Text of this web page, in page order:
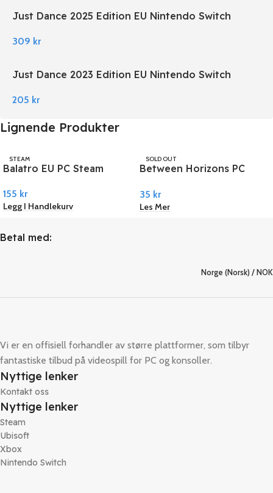
Just Dance 2025 Edition EU Nintendo Switch
309 kr
Just Dance 2023 Edition EU Nintendo Switch
205 kr
Lignende Produkter
STEAM
Balatro EU PC Steam
155 kr
Legg I Handlekurv
SOLD OUT
STEAM
Between Horizons PC
35 kr
Les Mer
Betal med:
Norge (Norsk) / NOK
Vi er en offisiell forhandler av større plattformer, som tilbyr
fantastiske tilbud på videospill for PC og konsoller.
Nyttige lenker
Kontakt oss
Nyttige lenker
Steam
Ubisoft
Xbox
Nintendo Switch